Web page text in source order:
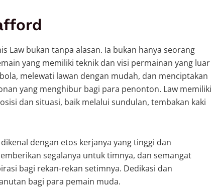
Law bukan tanpa alasan. Ia bukan hanya seorang
yang memiliki teknik dan visi permainan yang luar
melewati lawan dengan mudah, dan menciptakan
yang menghibur bagi para penonton. Law memiliki
dan situasi, baik melalui sundulan, tembakan kaki
dengan etos kerjanya yang tinggi dan
segalanya untuk timnya, dan semangat
bagi rekan-rekan setimnya. Dedikasi dan
bagi para pemain muda.